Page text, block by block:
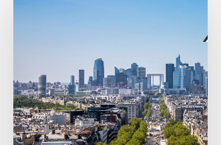
La
consultation
pour
l’entretien
et
la
valorisation
de